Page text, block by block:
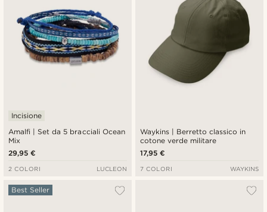
Amalfi | Set da 5 bracciali Ocean
Mix
Incisione
29,95 €
2 COLORI LUCLEON
Waykins | Berretto classico in
cotone verde militare
17,95 €
7 COLORI WAYKINS
Best Seller